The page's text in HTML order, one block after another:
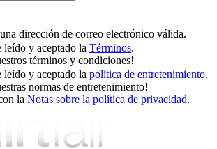
dirección de correo electrónico válida.
y aceptado la Términos.
términos y condiciones!
y aceptado la política de entretenimiento.
normas de entretenimiento!
la Notas sobre la política de privacidad.